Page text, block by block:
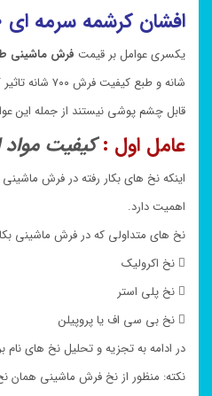
افشان کرشمه سرمه ای ۷۰۰ شانه:
یکسری عوامل بر قیمت فرش ماشینی
شانه و طبع
قابل چشم پوشی نیستند از جمله این
عامل اول : کیفیت
اینکه نخ های بکار رفته در فرش
اهمیت دارد.
نخ های متداولی که در فرش ماشینی
 نخ اکرولیک
 نخ پلی استر
 نخ بی سی اف یا پروپیلن
در ادامه به تجزیه و تحلیل نخ های نام
نکته: منظور از نخ فرش ماشینی همان